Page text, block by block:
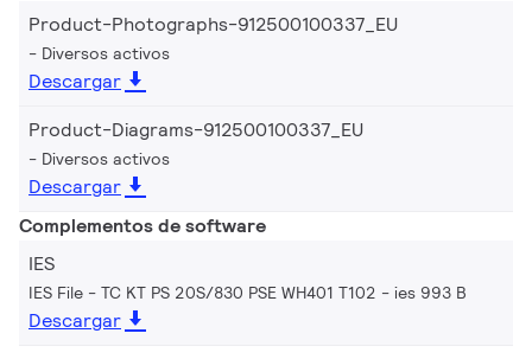
Product-Photographs-912500100337_EU
Diversos activos
Descargar
Product-Diagrams-912500100337_EU
Diversos activos
Descargar
Complementos de software
IES
IES File - TC KT PS 20S/830 PSE WH401 T102 ies 993 B
Descargar